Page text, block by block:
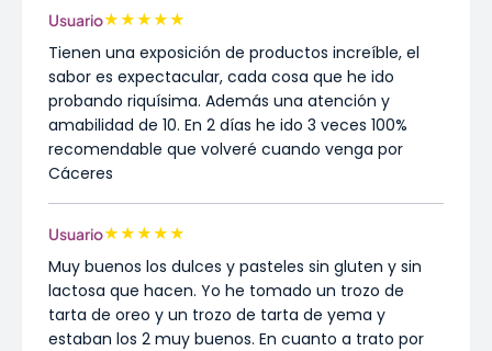
Usuario★★★★★
Tienen una exposición de productos increíble, el
sabor es expectacular, cada cosa que he ido
probando riquísima. Además una atención y
amabilidad de 10. En 2 días he ido 3 veces 100%
recomendable que volveré cuando venga por
Cáceres
Usuario★★★★★
Muy buenos los dulces y pasteles sin gluten y sin
lactosa que hacen. Yo he tomado un trozo de
tarta de oreo y un trozo de tarta de yema y
estaban los 2 muy buenos. En cuanto a trato por